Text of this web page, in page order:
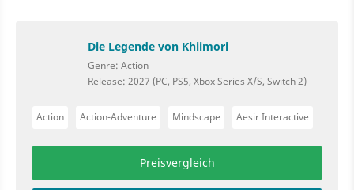
Die Legende von Khiimori
Genre: Action
Release: 2027 (PC, PS5, Xbox Series X/S, Switch 2)
Action Action-Adventure Mindscape Aesir Interactive
Preisvergleich